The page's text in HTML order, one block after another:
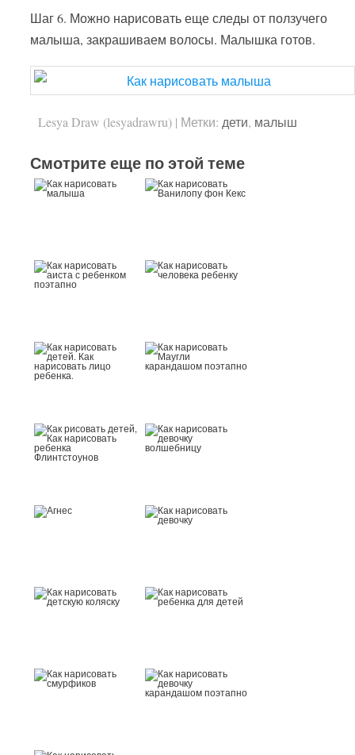
Шаг 6. Можно нарисовать еще следы от ползучего
малыша, закрашиваем волосы. Малышка готов.
Lesya Draw (lesyadrawru) | Метки: дети, малыш
Смотрите еще по этой теме